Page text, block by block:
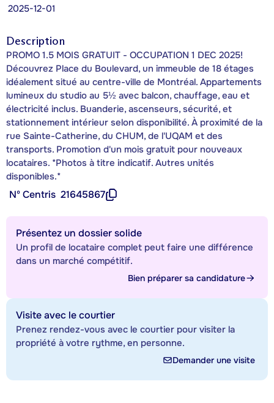
2025-12-01
Description
PROMO 1.5 MOIS GRATUIT - OCCUPATION 1 DEC 2025!
Découvrez Place du Boulevard, un immeuble de 18 étages
idéalement situé au centre-ville de Montréal. Appartements
lumineux du studio au 5½ avec balcon, chauffage, eau et
électricité inclus. Buanderie, ascenseurs, sécurité, et
stationnement intérieur selon disponibilité. À proximité de la
rue Sainte-Catherine, du CHUM, de l'UQAM et des
transports. Promotion d'un mois gratuit pour nouveaux
locataires. *Photos à titre indicatif. Autres unités
disponibles.*
Nº Centris 21645867
Présentez un dossier solide
Un profil de locataire complet peut faire une différence
dans un marché compétitif.
Bien préparer sa candidature
Visite avec le courtier
Prenez rendez-vous avec le courtier pour visiter la
propriété à votre rythme, en personne.
Demander une visite